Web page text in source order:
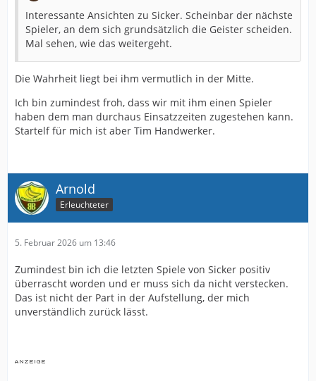
Interessante Ansichten zu Sicker. Scheinbar der nächste
Spieler, an dem sich grundsätzlich die Geister scheiden.
Mal sehen, wie das weitergeht.
Die Wahrheit liegt bei ihm vermutlich in der Mitte.
Ich bin zumindest froh, dass wir mit ihm einen Spieler
haben dem man durchaus Einsatzzeiten zugestehen kann.
Startelf für mich ist aber Tim Handwerker.
Arnold
Erleuchteter
5. Februar 2026 um 13:46
Zumindest bin ich die letzten Spiele von Sicker positiv
überrascht worden und er muss sich da nicht verstecken.
Das ist nicht der Part in der Aufstellung, der mich
unverständlich zurück lässt.